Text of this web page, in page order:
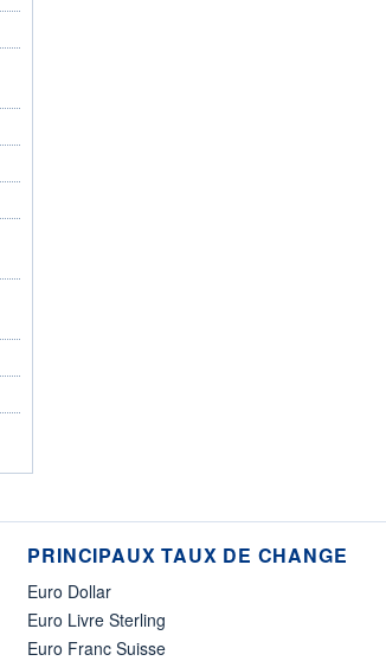
PRINCIPAUX TAUX DE CHANGE
Euro Dollar
Euro Livre Sterling
Euro Franc Suisse